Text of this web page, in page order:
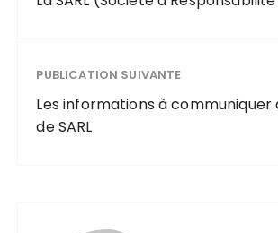
PUBLICATION SUIVANTE
Les informations à communiquer
de SARL